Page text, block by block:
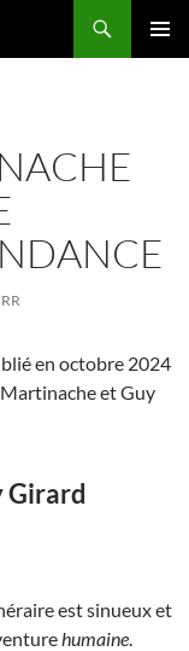
en octobre 2024
et Guy
Girard
est sinueux et
humaine.